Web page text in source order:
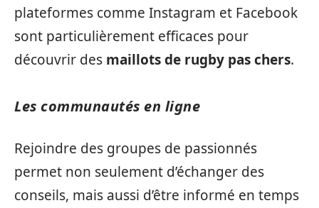
plateformes comme Instagram et Facebook
sont particulièrement efficaces pour
découvrir des maillots de rugby pas chers.
Les communautés en ligne
Rejoindre des groupes de passionnés
permet non seulement d’échanger des
conseils, mais aussi d’être informé en temps